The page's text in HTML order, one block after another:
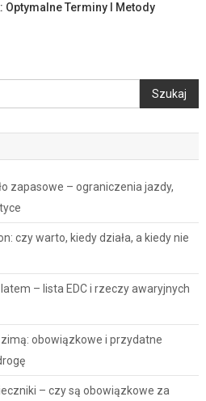
Optymalne Terminy I Metody
Szukaj
zapasowe – ograniczenia jazdy,
czy warto, kiedy działa, a kiedy nie
– lista EDC i rzeczy awaryjnych
obowiązkowe i przydatne
– czy są obowiązkowe za